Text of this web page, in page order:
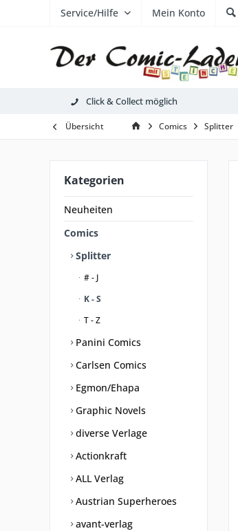
Service/Hilfe Mein Konto
Click & Collect möglich
Übersicht Comics Splitter
Kategorien
Neuheiten
Comics
Splitter
# - J
K - S
T - Z
Panini Comics
Carlsen Comics
Egmon/Ehapa
Graphic Novels
diverse Verlage
Actionkraft
ALL Verlag
Austrian Superheroes
avant-verlag